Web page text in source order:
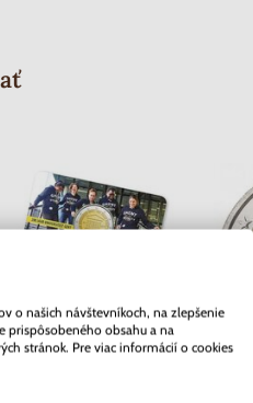
o našich návštevníkoch, na zlepšenie
prispôsobeného obsahu a na
stránok. Pre viac informácií o cookies